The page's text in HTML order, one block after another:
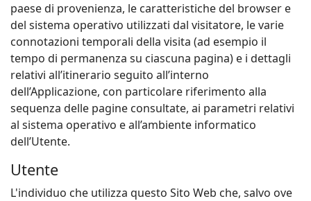
paese di provenienza, le caratteristiche del browser e
del sistema operativo utilizzati dal visitatore, le varie
connotazioni temporali della visita (ad esempio il
tempo di permanenza su ciascuna pagina) e i dettagli
relativi all’itinerario seguito all’interno
dell’Applicazione, con particolare riferimento alla
sequenza delle pagine consultate, ai parametri relativi
al sistema operativo e all’ambiente informatico
dell’Utente.
Utente
L'individuo che utilizza questo Sito Web che, salvo ove